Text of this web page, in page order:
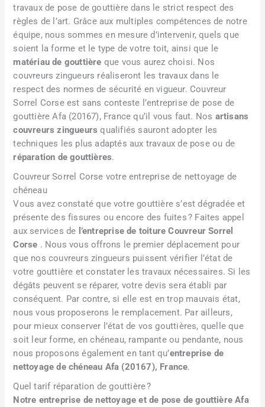
travaux de pose de gouttière dans le strict respect des
règles de l’art. Grâce aux multiples compétences de notre
équipe, nous sommes en mesure d’intervenir, quels que
soient la forme et le type de votre toit, ainsi que le
matériau de gouttière que vous aurez choisi. Nos
couvreurs zingueurs réaliseront les travaux dans le
respect des normes de sécurité en vigueur. Couvreur
Sorrel Corse est sans conteste l’entreprise de pose de
gouttière Afa (20167), France qu’il vous faut. Nos artisans
couvreurs zingueurs qualifiés sauront adopter les
techniques les plus adaptés aux travaux de pose ou de
réparation de gouttières.
Couvreur Sorrel Corse votre entreprise de nettoyage de
chéneau
Vous avez constaté que votre gouttière s’est dégradée et
présente des fissures ou encore des fuites ? Faites appel
aux services de l’entreprise de toiture Couvreur Sorrel
Corse . Nous vous offrons le premier déplacement pour
que nos couvreurs zingueurs puissent vérifier l’état de
votre gouttière et constater les travaux nécessaires. Si les
dégâts peuvent se réparer, votre devis sera établi par
conséquent. Par contre, si elle est en trop mauvais état,
nous vous proposerons le remplacement. Par ailleurs,
pour mieux conserver l’état de vos gouttières, quelle que
soit leur forme, en chéneau, rampante ou pendante, nous
nous proposons également en tant qu’entreprise de
nettoyage de chéneau Afa (20167), France.
Quel tarif réparation de gouttière ?
Notre entreprise de nettoyage et de pose de gouttière Afa